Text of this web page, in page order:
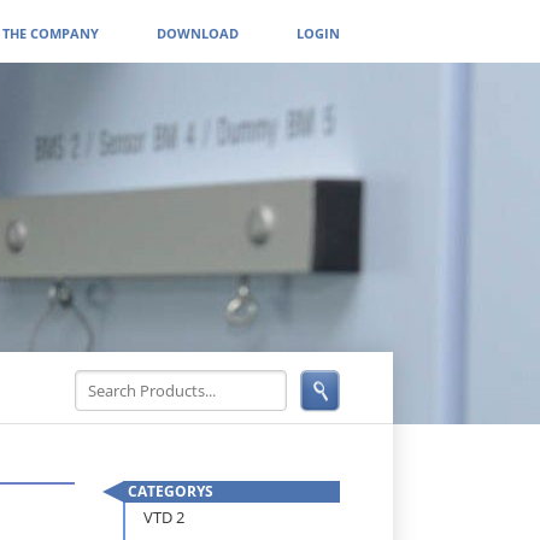
THE COMPANY DOWNLOAD LOGIN
CATEGORYS
Skip
VTD 2